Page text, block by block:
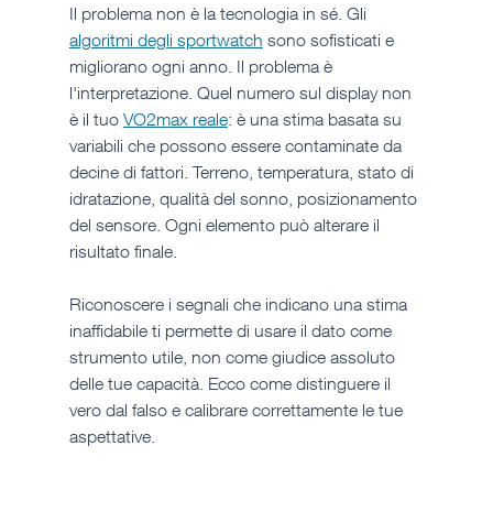
Il problema non è la tecnologia in sé. Gli
algoritmi degli sportwatch sono sofisticati e
migliorano ogni anno. Il problema è
l'interpretazione. Quel numero sul display non
è il tuo VO2max reale: è una stima basata su
variabili che possono essere contaminate da
decine di fattori. Terreno, temperatura, stato di
idratazione, qualità del sonno, posizionamento
del sensore. Ogni elemento può alterare il
risultato finale.
Riconoscere i segnali che indicano una stima
inaffidabile ti permette di usare il dato come
strumento utile, non come giudice assoluto
delle tue capacità. Ecco come distinguere il
vero dal falso e calibrare correttamente le tue
aspettative.